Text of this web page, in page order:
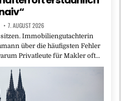
7. AUGUST 2026
Immobiliengutachterin
über die häufigsten Fehler
Privatleute für Makler oft…